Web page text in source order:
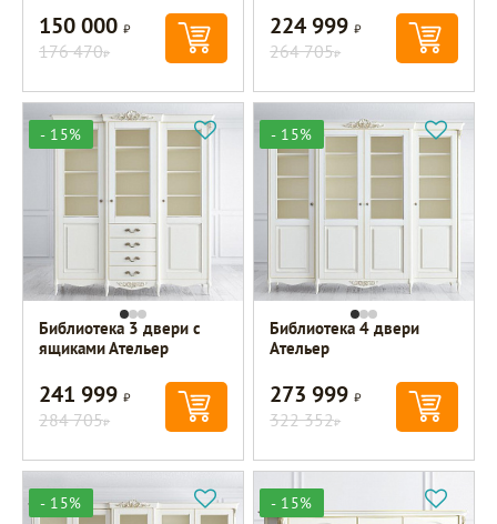
150 000Р
176 470Р
224 999Р
264 705Р
- 15%
Библиотека 3 двери с
ящиками Ательер
241 999Р
284 705Р
- 15%
Библиотека 4 двери
Ательер
273 999Р
322 352Р
- 15% - 15%